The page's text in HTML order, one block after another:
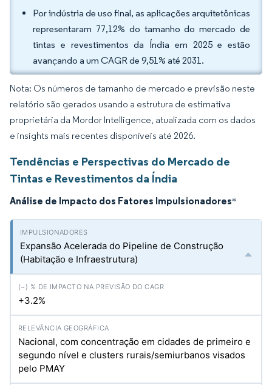
Por indústria de uso final, as aplicações arquitetônicas
representaram 77,12% do tamanho do mercado de
tintas e revestimentos da Índia em 2025 e estão
avançando a um CAGR de 9,51% até 2031.
Nota: Os números de tamanho de mercado e previsão neste
relatório são gerados usando a estrutura de estimativa
proprietária da Mordor Intelligence, atualizada com os dados
e insights mais recentes disponíveis até 2026.
Tendências e Perspectivas do Mercado de
Tintas e Revestimentos da Índia
Análise de Impacto dos Fatores Impulsionadores*
Expansão Acelerada do Pipeline de Construção
(Habitação e Infraestrutura)
+3.2%
Nacional, com concentração em cidades de primeiro e
segundo nível e clusters rurais/semiurbanos visados
pelo PMAY